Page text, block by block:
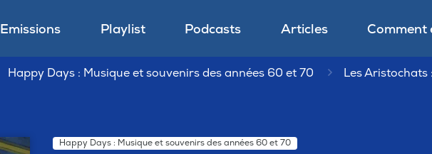
Emissions Playlist Podcasts Articles Comment
Happy Days : Musique et souvenirs des années 60 et 70
Les Aristochats
Happy Days : Musique et souvenirs des années 60 et 70